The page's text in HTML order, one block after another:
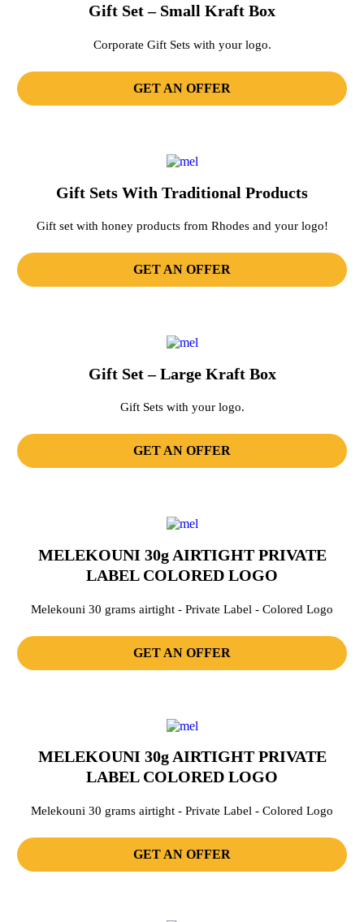
Gift Set – Small Kraft Box
Corporate Gift Sets with your logo.
GET AN OFFER
Gift Sets With Traditional Products
Gift set with honey products from Rhodes and your logo!
GET AN OFFER
Gift Set – Large Kraft Box
Gift Sets with your logo.
GET AN OFFER
MELEKOUNI 30g AIRTIGHT PRIVATE
LABEL COLORED LOGO
Melekouni 30 grams airtight - Private Label - Colored Logo
GET AN OFFER
MELEKOUNI 30g AIRTIGHT PRIVATE
LABEL COLORED LOGO
Melekouni 30 grams airtight - Private Label - Colored Logo
GET AN OFFER